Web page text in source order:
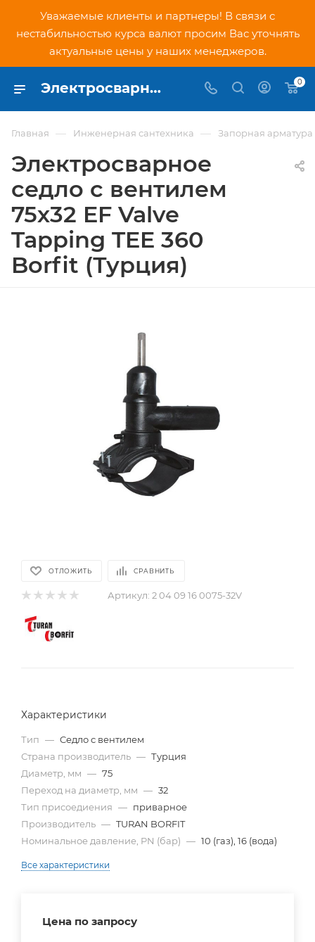
Уважаемые клиенты и партнеры! В связи с
нестабильностью курса валют просим Вас уточнять
актуальные цены у наших менеджеров.
Электросварное седло с вентилем 75х32 EF Valve Tapping TEE 360 Borfit (Турция) - купить по низкой цене в Москве, интернет-магазин PNDtech.ru 0
Главная — Инженерная сантехника — Запорная арматура
Электросварное
седло с вентилем
75х32 EF Valve
Tapping TEE 360
Borfit (Турция)
ОТЛОЖИТЬ СРАВНИТЬ
Артикул: 2 04 09 16 0075-32V
Характеристики
Тип — Cедло с вентилем
Страна производитель — Турция
Диаметр, мм — 75
Переход на диаметр, мм — 32
Тип присоедиения — приварное
Производитель — TURAN BORFIT
Номинальное давление, PN (бар) — 10 (газ), 16 (вода)
Все характеристики
Цена по запросу